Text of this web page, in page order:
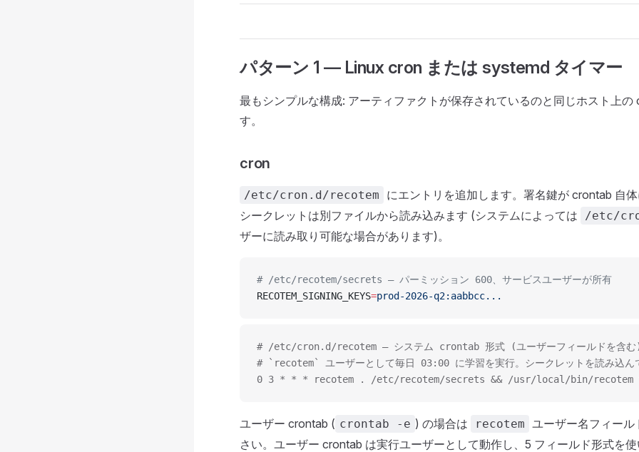
パターン 1 — Linux cron または systemd タイマー
最もシンプルな構成: アーティファクトが保存されているのと同じホスト上の
す。
cron
/etc/cron.d/recotem
にエントリを追加します。署名鍵が crontab 自体
シークレットは別ファイルから読み込みます (システムによっては
/etc/
ザーに読み取り可能な場合があります)。
# /etc/recotem/secrets — パーミッション 600、サービスユーザーが所有
RECOTEM_SIGNING_KEYS=prod-2026-q2:aabbcc...
# /etc/cron.d/recotem — システム crontab 形式 (ユーザーフィールドを含む
# `recotem` ユーザーとして毎日 03:00 に学習を実行。シークレットを読み込ん
0 3 * * * recotem . /etc/recotem/secrets && /usr/local/bin/
ユーザー crontab ( crontab -e ) の場合は recotem ユーザー名フィー
さい。ユーザー crontab は実行ユーザーとして動作し、5 フィールド形式を使